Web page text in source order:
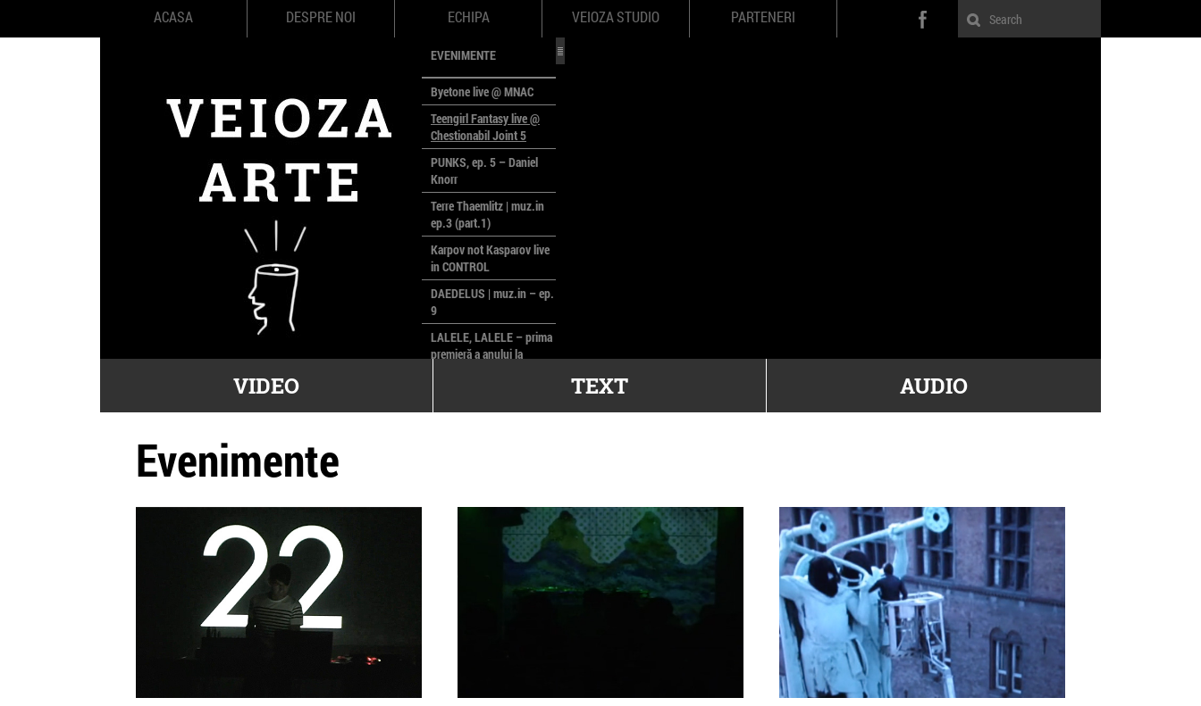
ACASA DESPRE NOI ECHIPA VEIOZA STUDIO PARTENERI
EVENIMENTE
Byetone live @ MNAC
Teengirl Fantasy live @
Chestionabil Joint 5
PUNKS, ep. 5 – Daniel
Knorr
Terre Thaemlitz | muz.in
ep.3 (part.1)
Karpov not Kasparov live
in CONTROL
DAEDELUS | muz.in – ep.
9
LALELE, LALELE – prima
premieră a anului la
poloneze la București
VIDEO TEXT AUDIO
Evenimente